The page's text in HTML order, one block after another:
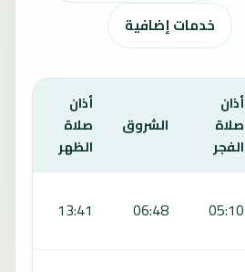
خدمات إضافية
أذان
صلاة
الفجر
الشروق
أذان
صلاة
الظهر
05:10
06:48
13:41